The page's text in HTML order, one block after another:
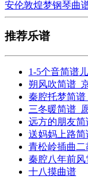
安伦敦煌梦钢琴曲
推荐乐谱
1-5个音简谱
朔风吹简谱_
秦腔托梦简
三冬暖简谱_
远方的朋友
送妈妈上路
青松岭插曲
秦腔八年前风
十八摸曲谱